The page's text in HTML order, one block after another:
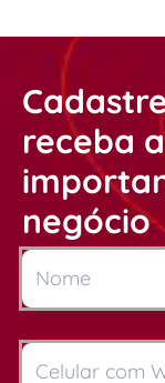
receba
negócio